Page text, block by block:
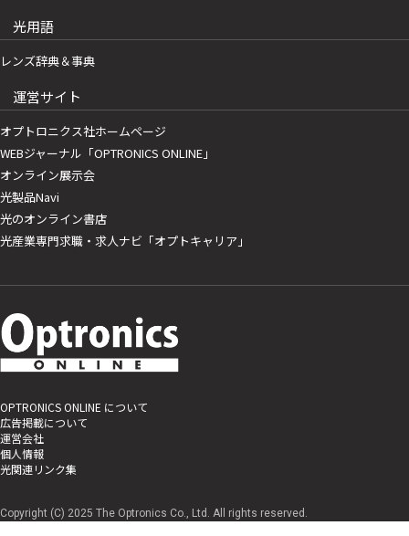
光用語
レンズ辞典＆事典
運営サイト
オプトロニクス社ホームページ
WEBジャーナル「OPTRONICS ONLINE」
オンライン展示会
光製品Navi
光のオンライン書店
光産業専門求職・求人ナビ「オプトキャリア」
OPTRONICS ONLINE について
広告掲載について
運営会社
個人情報
光関連リンク集
Copyright (C) 2025 The Optronics Co., Ltd. All rights reserved.